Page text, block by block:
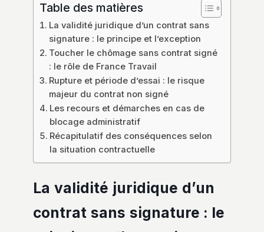
Table des matières
La validité juridique d’un contrat sans
signature : le principe et l’exception
Toucher le chômage sans contrat signé
: le rôle de France Travail
Rupture et période d’essai : le risque
majeur du contrat non signé
Les recours et démarches en cas de
blocage administratif
Récapitulatif des conséquences selon
la situation contractuelle
La validité juridique d’un
contrat sans signature : le